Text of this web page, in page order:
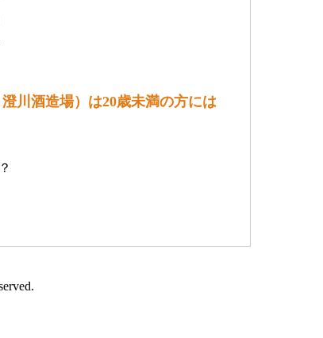
酒造場）は20歳未満の方には